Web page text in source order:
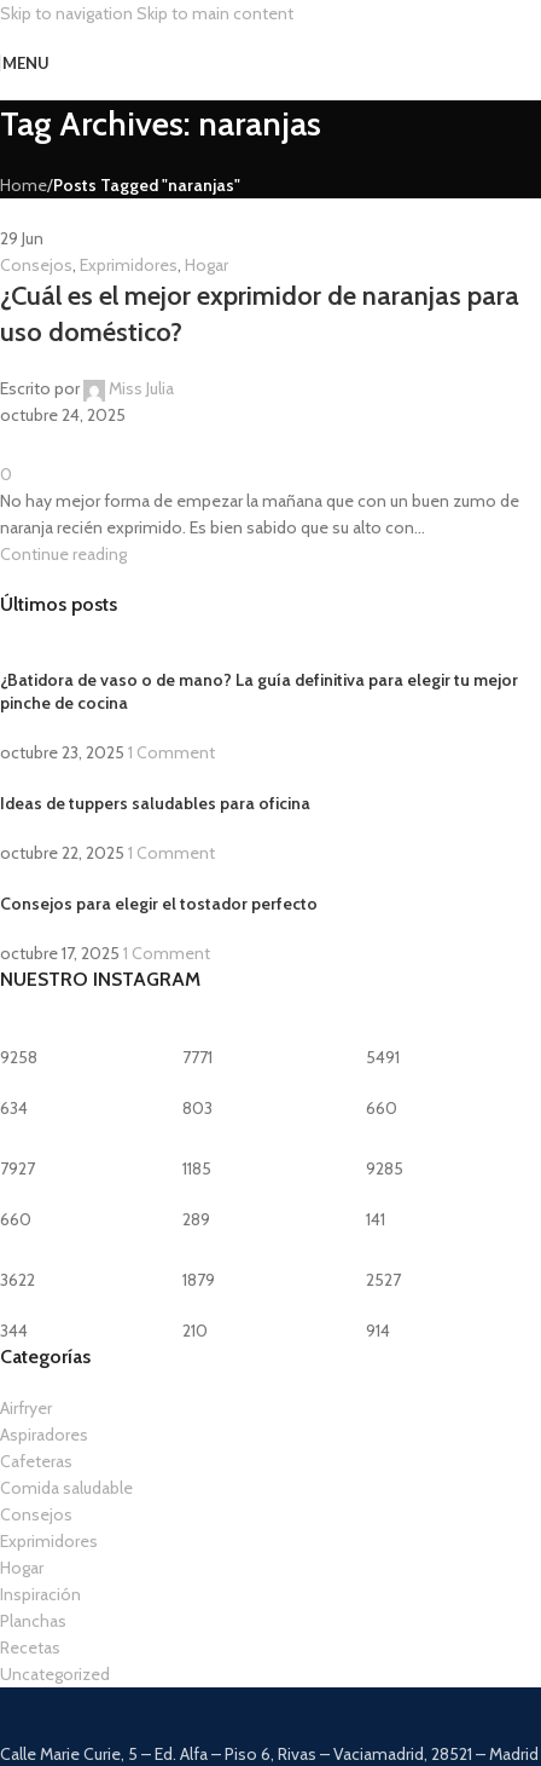
Skip to navigation Skip to main content
MENU
Tag Archives: naranjas
Home/Posts Tagged "naranjas"
29 Jun
Consejos, Exprimidores, Hogar
¿Cuál es el mejor exprimidor de naranjas para
uso doméstico?
Escrito por
Miss Julia
octubre 24, 2025
0
No hay mejor forma de empezar la mañana que con un buen zumo de
naranja recién exprimido. Es bien sabido que su alto con...
Continue reading
Últimos posts
¿Batidora de vaso o de mano? La guía definitiva para elegir tu mejor
pinche de cocina
octubre 23, 2025 1 Comment
Ideas de tuppers saludables para oficina
octubre 22, 2025 1 Comment
Consejos para elegir el tostador perfecto
octubre 17, 2025 1 Comment
NUESTRO INSTAGRAM
9258
634
7771
803
5491
660
7927
660
1185
289
9285
141
3622
344
1879
210
2527
914
Categorías
Airfryer
Aspiradores
Cafeteras
Comida saludable
Consejos
Exprimidores
Hogar
Inspiración
Planchas
Recetas
Uncategorized
Calle Marie Curie, 5 – Ed. Alfa – Piso 6, Rivas – Vaciamadrid, 28521 – Madrid